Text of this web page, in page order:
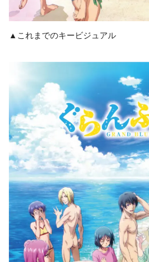
▲これまでのキービジュアル